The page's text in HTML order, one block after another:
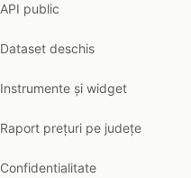
API public
Dataset deschis
Instrumente și widget
Raport prețuri pe județe
Confidentialitate